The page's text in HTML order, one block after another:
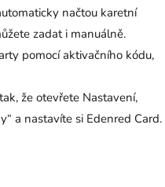
načtou karetní
zadat i manuálně.
pomocí aktivačního kódu,
tak, že otevřete Nastavení,
a nastavíte si Edenred Card.